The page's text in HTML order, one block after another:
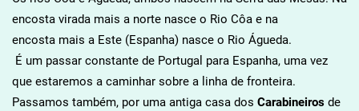
encosta virada mais a norte nasce o Rio Côa e na
encosta mais a Este (Espanha) nasce o Rio Águeda.
É um passar constante de Portugal para Espanha, uma vez
que estaremos a caminhar sobre a linha de fronteira.
Passamos também, por uma antiga casa dos Carabineirosde